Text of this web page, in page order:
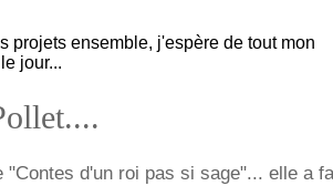
projets ensemble, j'espère de tout mon
jour...
d'un roi pas si sage"... elle a